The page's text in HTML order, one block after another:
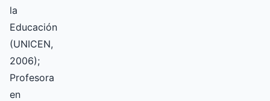
la
Educación
(UNICEN,
2006);
Profesora
en